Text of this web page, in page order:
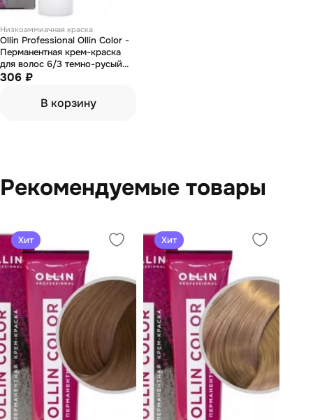
Низкоаммиачная краска
Ollin Professional Ollin Color -
Перманентная крем-краска
для волос 6/3 темно-русый
золотистый 60 мл
306 ₽
В корзину
Рекомендуемые товары
Хит Хит